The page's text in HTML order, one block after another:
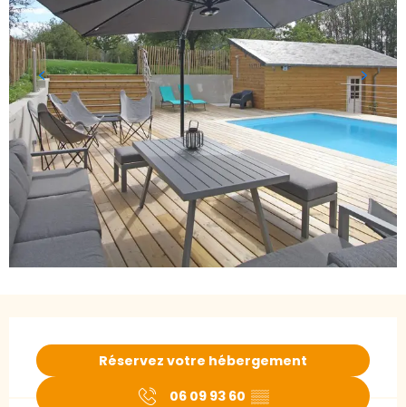
Réservez votre hébergement
06 09 93 60 ▒▒